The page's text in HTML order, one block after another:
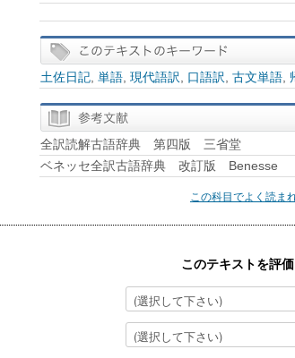
土佐日記 単語 現代語訳 口語訳 古文単語
全訳読解古語辞典 第四版 三省堂
ベネッセ全訳古語辞典 改訂版 Benesse
この科目でよく読ま
このテキストを評価